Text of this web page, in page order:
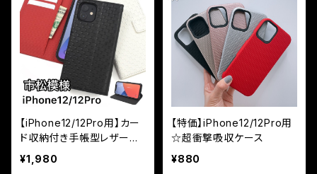
【iPhone12/12Pro用】カー
ド収納付き手帳型レザーケ
ース カラーレザー 市松
模様デザイン
¥1,980
【特価】iPhone12/12Pro用
☆超衝撃吸収ケース
¥880